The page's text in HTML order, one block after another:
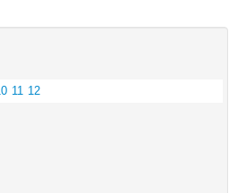
11 12